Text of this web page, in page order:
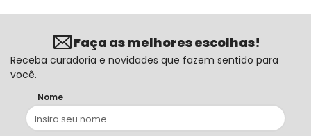
Faça as melhores escolhas!
Receba curadoria e novidades que fazem sentido para
você.
Nome